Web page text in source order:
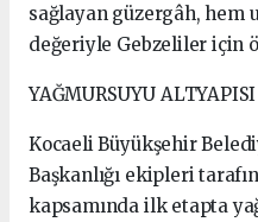
sağlayan güzergâh, hem
değeriyle Gebzeliler için
YAĞMURSUYU
Kocaeli Büyükşehir
Başkanlığı ekipleri
kapsamında ilk etapta